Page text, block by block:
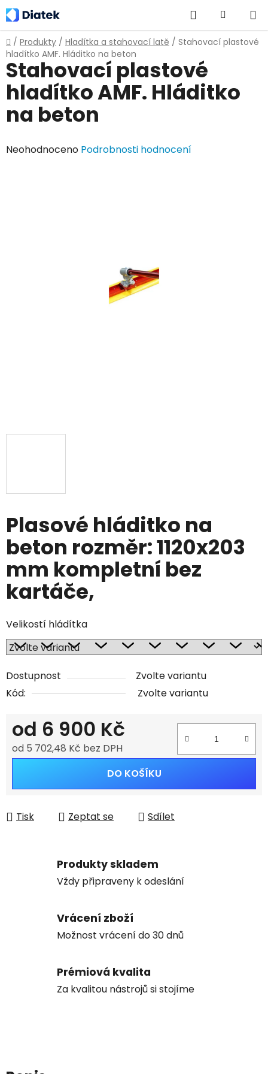
Přejít
na
obsah
Hledat NÁKUPNÍ
KOŠÍK
Domů
/ Produkty / Hladítka a stahovací latě / Stahovací plastové
hladítko AMF. Hláditko na beton
Plasové hláditko na
beton rozměr: 1120x203
mm kompletní bez
kartáče,
Velikostí hládítka
Dostupnost
Zvolte variantu
Kód:
Zvolte variantu
od 6 900 Kč
od 5 702,48 Kč bez DPH
DO KOŠÍKU
Tisk Zeptat se Sdílet
Stahovací plastové
hladítko AMF. Hláditko
na beton
Průměrné
Neohodnoceno Podrobnosti hodnocení
Produkty skladem
Vždy připraveny k odeslání
Vrácení zboží
Možnost vrácení do 30 dnů
Prémiová kvalita
Za kvalitou nástrojů si stojíme